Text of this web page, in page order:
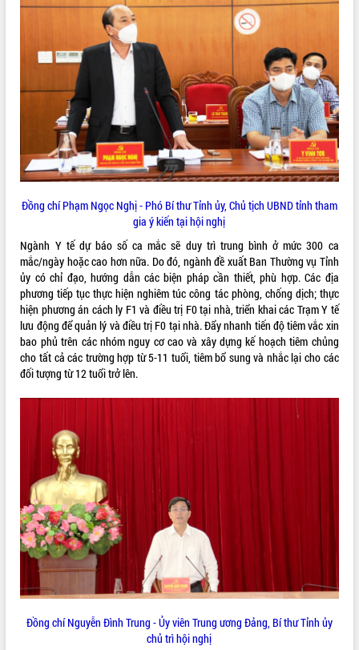
cải cách hành chính tỉnh Đắk Lắk
Kết nối tour, đẩy mạnh chuyển đổi số
để phát triển du lịch Đắk Lắk
Khởi động Dự án Đầu tư xây dựng hạ
tầng kỹ thuật Cụm công nghiệp Tân
Tiến
Gặp mặt các cơ quan báo chí nhân Kỷ
niệm 101 năm Ngày Báo chí Cách
mạng Việt Nam
Đắk Lắk sơ kết 4 năm triển khai thực
hiện Đề án 06 của Chính phủ
Họp báo thông tin về Hội nghị Công bố
Quy hoạch và Xúc tiến đầu tư tỉnh Đắk
Khơi thông điểm nghẽn, đẩy nhanh
giải ngân vốn khắc phục thiên tai
HĐND tỉnh thông qua điều chỉnh Quy
hoạch tỉnh thời kỳ 2021-2030
Hội thảo góp ý hồ sơ điều chỉnh quy
hoạch tỉnh Đắk Lắk thời kỳ 2021-2030,
tầm nhìn đến năm 2050
Nâng cao hiệu quả hoạt động của các
doanh nghiệp nhà nước
truyền số liệu chuyên dùng phục vụ cơ
quan Đảng, Nhà nước
Lễ phát động chuỗi hoạt động chung
tay làm sạch môi trường
Xã Ea Kar bước chuyển mình trong
công tác cải cách hành chính mô hình
mới
UBND tỉnh họp báo định kỳ tháng 4
năm 2026
Hội thảo khoa học “Giải pháp thúc đẩy
Đắk Lắk”
Tăng cường giám sát, đôn đốc thực
Đồng chí Phạm Ngọc Nghị - Phó Bí thư Tỉnh ủy, Chủ tịch UBND tỉnh tham
gia ý kiến tại hội nghị
Ngành Y tế dự báo số ca mắc sẽ duy trì trung bình ở mức 300 ca
mắc/ngày hoặc cao hơn nữa. Do đó, ngành đề xuất Ban Thường vụ Tỉnh
ủy có chỉ đạo, hướng dẫn các biện pháp cần thiết, phù hợp. Các địa
phương tiếp tục thực hiện nghiêm túc công tác phòng, chống dịch; thực
hiện phương án cách ly F1 và điều trị F0 tại nhà, triển khai các Trạm Y tế
lưu động để quản lý và điều trị F0 tại nhà. Đẩy nhanh tiến độ tiêm vắc xin
bao phủ trên các nhóm nguy cơ cao và xây dựng kế hoạch tiêm chủng
cho tất cả các trường hợp từ 5-11 tuổi, tiêm bổ sung và nhắc lại cho các
đối tượng từ 12 tuổi trở lên.
Đồng chí Nguyễn Đình Trung - Ủy viên Trung ương Đảng, Bí thư Tỉnh ủy
chủ trì hội nghị